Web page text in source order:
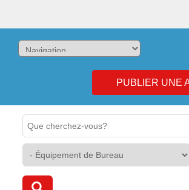
PUBLIER UNE